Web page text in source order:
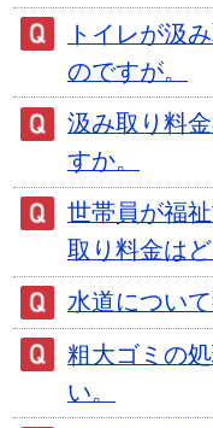
トイレが汲
のですが。
汲み取り料
すか。
世帯員が福
取り料金は
水道につい
粗大ゴミの
い。